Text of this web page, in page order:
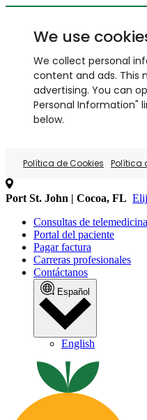
We use
We collect personal
content and ads. This
advertising. You can
Personal Information"
below.
Política de Cookies Política
Port St. John | Cocoa, FL
Consultas de telemedicina
Portal del paciente
Pagar factura
Carreras profesionales
Contáctanos
Español
English